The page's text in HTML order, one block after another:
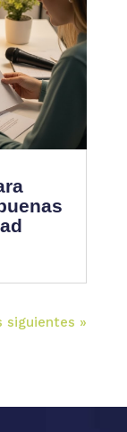
siguientes »